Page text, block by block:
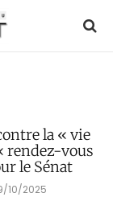
la « vie
rendez-vous
le Sénat
10/2025